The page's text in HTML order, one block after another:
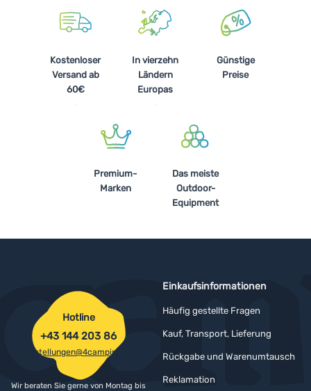
Kostenloser
Versand ab
60€
In vierzehn
Ländern
Europas
Günstige
Preise
Premium-
Marken
Das meiste
Outdoor-
Equipment
Einkaufsinformationen
Häufig gestellte Fragen
Kauf, Transport, Lieferung
Rückgabe und Warenumtausch
Reklamation
Hotline
+43 144 203 86
bestellungen@4camping.at
Wir beraten Sie gerne von Montag bis